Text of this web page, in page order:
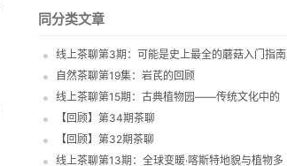
同分类文章
线上茶聊第3期：可能是史上最全的蘑菇入门指南
自然茶聊第19集：岩芪的回顾
线上茶聊第15期：古典植物园——传统文化中的
草木之美
【回顾】第34期茶聊
【回顾】第32期茶聊
线上茶聊第13期：全球变暖·喀斯特地貌与植物多